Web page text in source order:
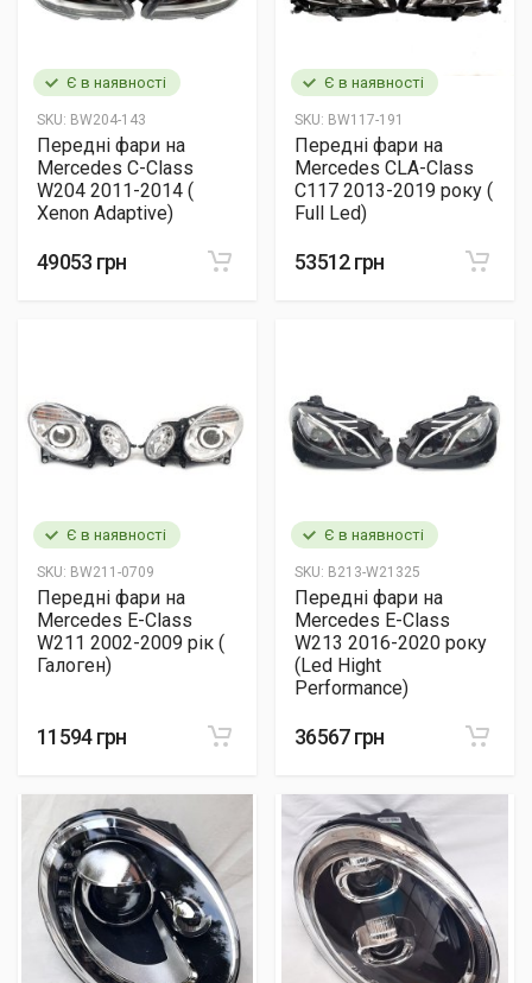
Є в наявності
SKU: BW204-143
Передні фари на
Mercedes C-Class
W204 2011-2014 (
Xenon Adaptive)
49053 грн
Є в наявності
SKU: BW117-191
Передні фари на
Mercedes CLA-Class
C117 2013-2019 року (
Full Led)
53512 грн
Є в наявності
SKU: BW211-0709
Передні фари на
Mercedes E-Class
W211 2002-2009 рік (
Галоген)
11594 грн
Є в наявності
SKU: B213-W21325
Передні фари на
Mercedes E-Class
W213 2016-2020 року
(Led Hight
Performance)
36567 грн